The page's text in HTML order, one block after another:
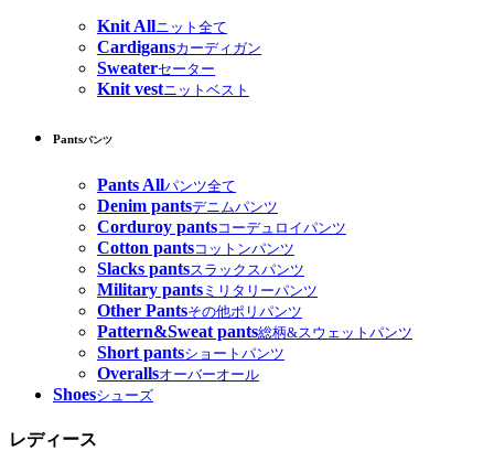
Knit Allニット全て
Cardigansカーディガン
Sweaterセーター
Knit vestニットベスト
Pantsパンツ
Pants Allパンツ全て
Denim pantsデニムパンツ
Corduroy pantsコーデュロイパンツ
Cotton pantsコットンパンツ
Slacks pantsスラックスパンツ
Military pants ミリタリーパンツ
Other Pantsその他ポリパンツ
Pattern&Sweat pants総柄&スウェットパンツ
Short pantsショートパンツ
Overallsオーバーオール
Shoesシューズ
レディース